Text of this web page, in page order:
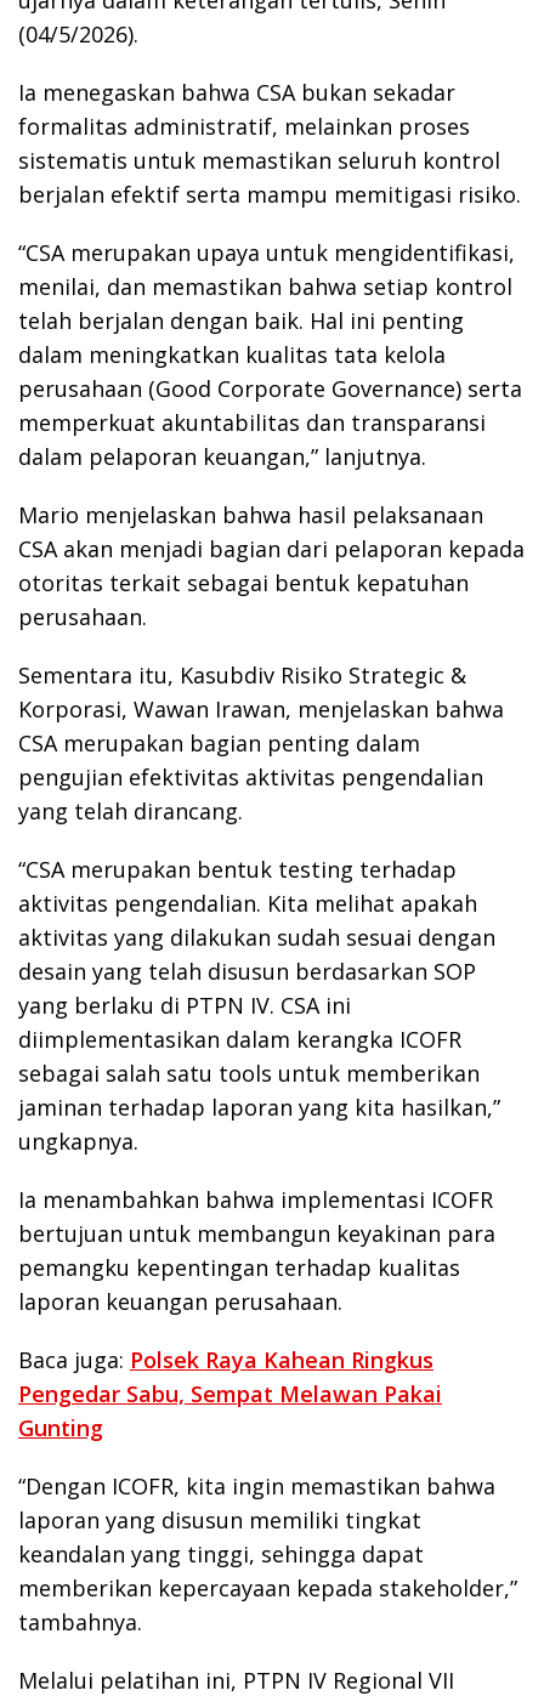
(04/5/2026).
Ia menegaskan bahwa CSA bukan sekadar
formalitas administratif, melainkan proses
sistematis untuk memastikan seluruh kontrol
berjalan efektif serta mampu memitigasi risiko.
“CSA merupakan upaya untuk mengidentifikasi,
menilai, dan memastikan bahwa setiap kontrol
telah berjalan dengan baik. Hal ini penting
dalam meningkatkan kualitas tata kelola
perusahaan (Good Corporate Governance) serta
memperkuat akuntabilitas dan transparansi
dalam pelaporan keuangan,” lanjutnya.
Mario menjelaskan bahwa hasil pelaksanaan
CSA akan menjadi bagian dari pelaporan kepada
otoritas terkait sebagai bentuk kepatuhan
perusahaan.
Sementara itu, Kasubdiv Risiko Strategic &
Korporasi, Wawan Irawan, menjelaskan bahwa
CSA merupakan bagian penting dalam
pengujian efektivitas aktivitas pengendalian
yang telah dirancang.
“CSA merupakan bentuk testing terhadap
aktivitas pengendalian. Kita melihat apakah
aktivitas yang dilakukan sudah sesuai dengan
desain yang telah disusun berdasarkan SOP
yang berlaku di PTPN IV. CSA ini
diimplementasikan dalam kerangka ICOFR
sebagai salah satu tools untuk memberikan
jaminan terhadap laporan yang kita hasilkan,”
ungkapnya.
Ia menambahkan bahwa implementasi ICOFR
bertujuan untuk membangun keyakinan para
pemangku kepentingan terhadap kualitas
laporan keuangan perusahaan.
Baca juga: Polsek Raya Kahean Ringkus
Pengedar Sabu, Sempat Melawan Pakai
Gunting
“Dengan ICOFR, kita ingin memastikan bahwa
laporan yang disusun memiliki tingkat
keandalan yang tinggi, sehingga dapat
memberikan kepercayaan kepada stakeholder,”
tambahnya.
Melalui pelatihan ini, PTPN IV Regional VII